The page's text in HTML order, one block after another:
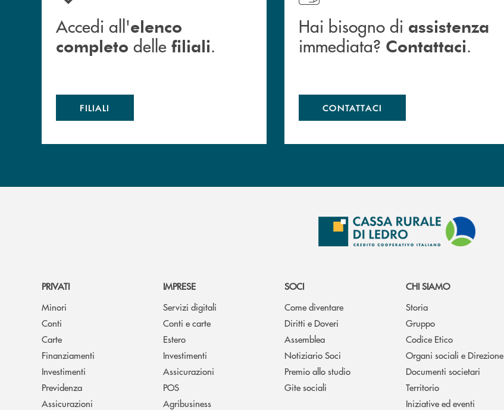
Accedi all'elenco
completo delle filiali.
FILIALI
Hai bisogno di assistenza
immediata? Contattaci.
CONTATTACI
PRIVATI
Minori
Conti
Carte
Finanziamenti
Investimenti
Previdenza
Assicurazioni
IMPRESE
Servizi digitali
Conti e carte
Estero
Investimenti
Assicurazioni
POS
Agribusiness
SOCI
Come diventare
Diritti e Doveri
Assemblea
Notiziario Soci
Premio allo studio
Gite sociali
CHI SIAMO
Storia
Gruppo
Codice Etico
Organi sociali e Direzione
Documenti societari
Territorio
Iniziative ed eventi